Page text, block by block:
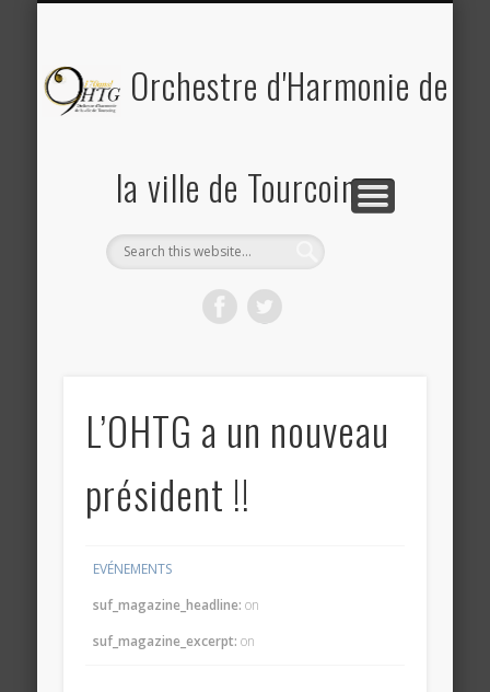
Orchestre d'Harmonie de
la ville de Tourcoing
L’OHTG a un nouveau
président !!
EVÉNEMENTS
suf_magazine_headline: on
suf_magazine_excerpt: on